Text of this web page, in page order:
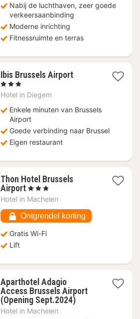
€
74
Nabij de luchthaven, zeer goede
verkeersaanbinding
Moderne inrichting
Fitnessruimte en terras
Ibis Brussels Airport1
86
, 3 Sterren
Hotel in Diegem
Enkele minuten van Brussels
Airport
Goede verbinding naar Brussel
Eigen restaurant
Thon Hotel Brussels
Airport1
nacht
€
58,91
, 3 Sterren
Hotel in Machelen
Ontgrendel korting
Gratis Wi-Fi
Lift
Aparthotel Adagio
Access Brussels Airport
(Opening Sept.2024)1
Hotel in Machelen